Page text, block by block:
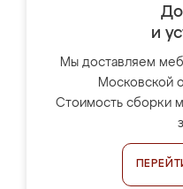
и
Мы доставляем
Московской
Стоимость сборки